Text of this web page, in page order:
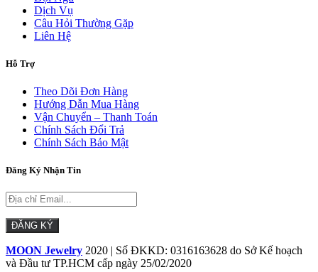
Dịch Vụ
Câu Hỏi Thường Gặp
Liên Hệ
Hỗ Trợ
Theo Dõi Đơn Hàng
Hướng Dẫn Mua Hàng
Vận Chuyển – Thanh Toán
Chính Sách Đổi Trả
Chính Sách Bảo Mật
Đăng Ký Nhận Tin
MOON Jewelry 2020 | Số ĐKKD: 0316163628 do Sở Kế hoạch
và Đầu tư TP.HCM cấp ngày 25/02/2020